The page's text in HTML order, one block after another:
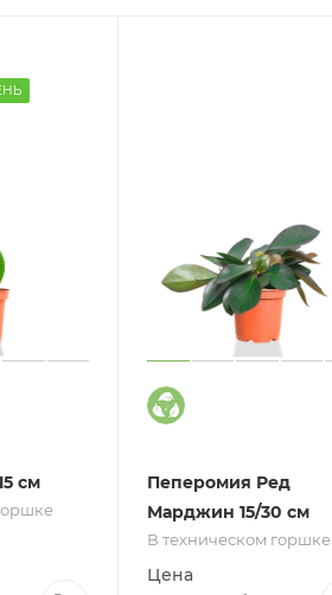
см
Пеперомия Ред
Марджин 15/30 см
В техническом горшке
Цена